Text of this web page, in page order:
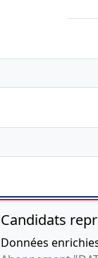
Candidats
Données